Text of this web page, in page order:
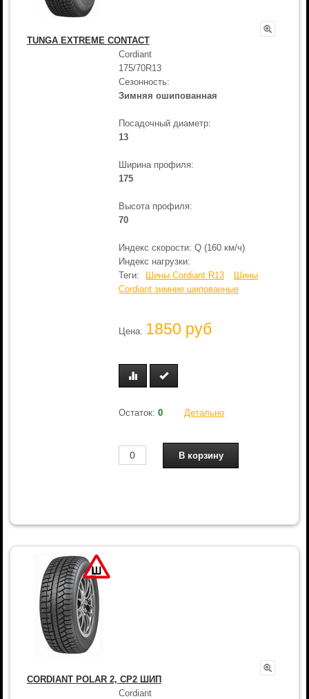
TUNGA EXTREME CONTACT
Cordiant
175/70R13
Сезонность:
Зимняя ошипованная
Посадочный диаметр:
13
Ширина профиля:
175
Высота профиля:
70
Индекс скорости: Q (160 км/ч)
Индекс нагрузки:
Теги:
Шины Cordiant R13
Шины
Cordiant зимние шипованные
Цена: 1850 руб
Остаток:0 Детально
CORDIANT POLAR 2, CP2 ШИП
Cordiant